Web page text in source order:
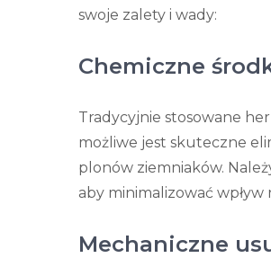
swoje zalety i wady:
Chemiczne
Tradycyjnie stosowane
możliwe jest skuteczne
plonów ziemniaków.
aby minimalizować
Mechaniczne